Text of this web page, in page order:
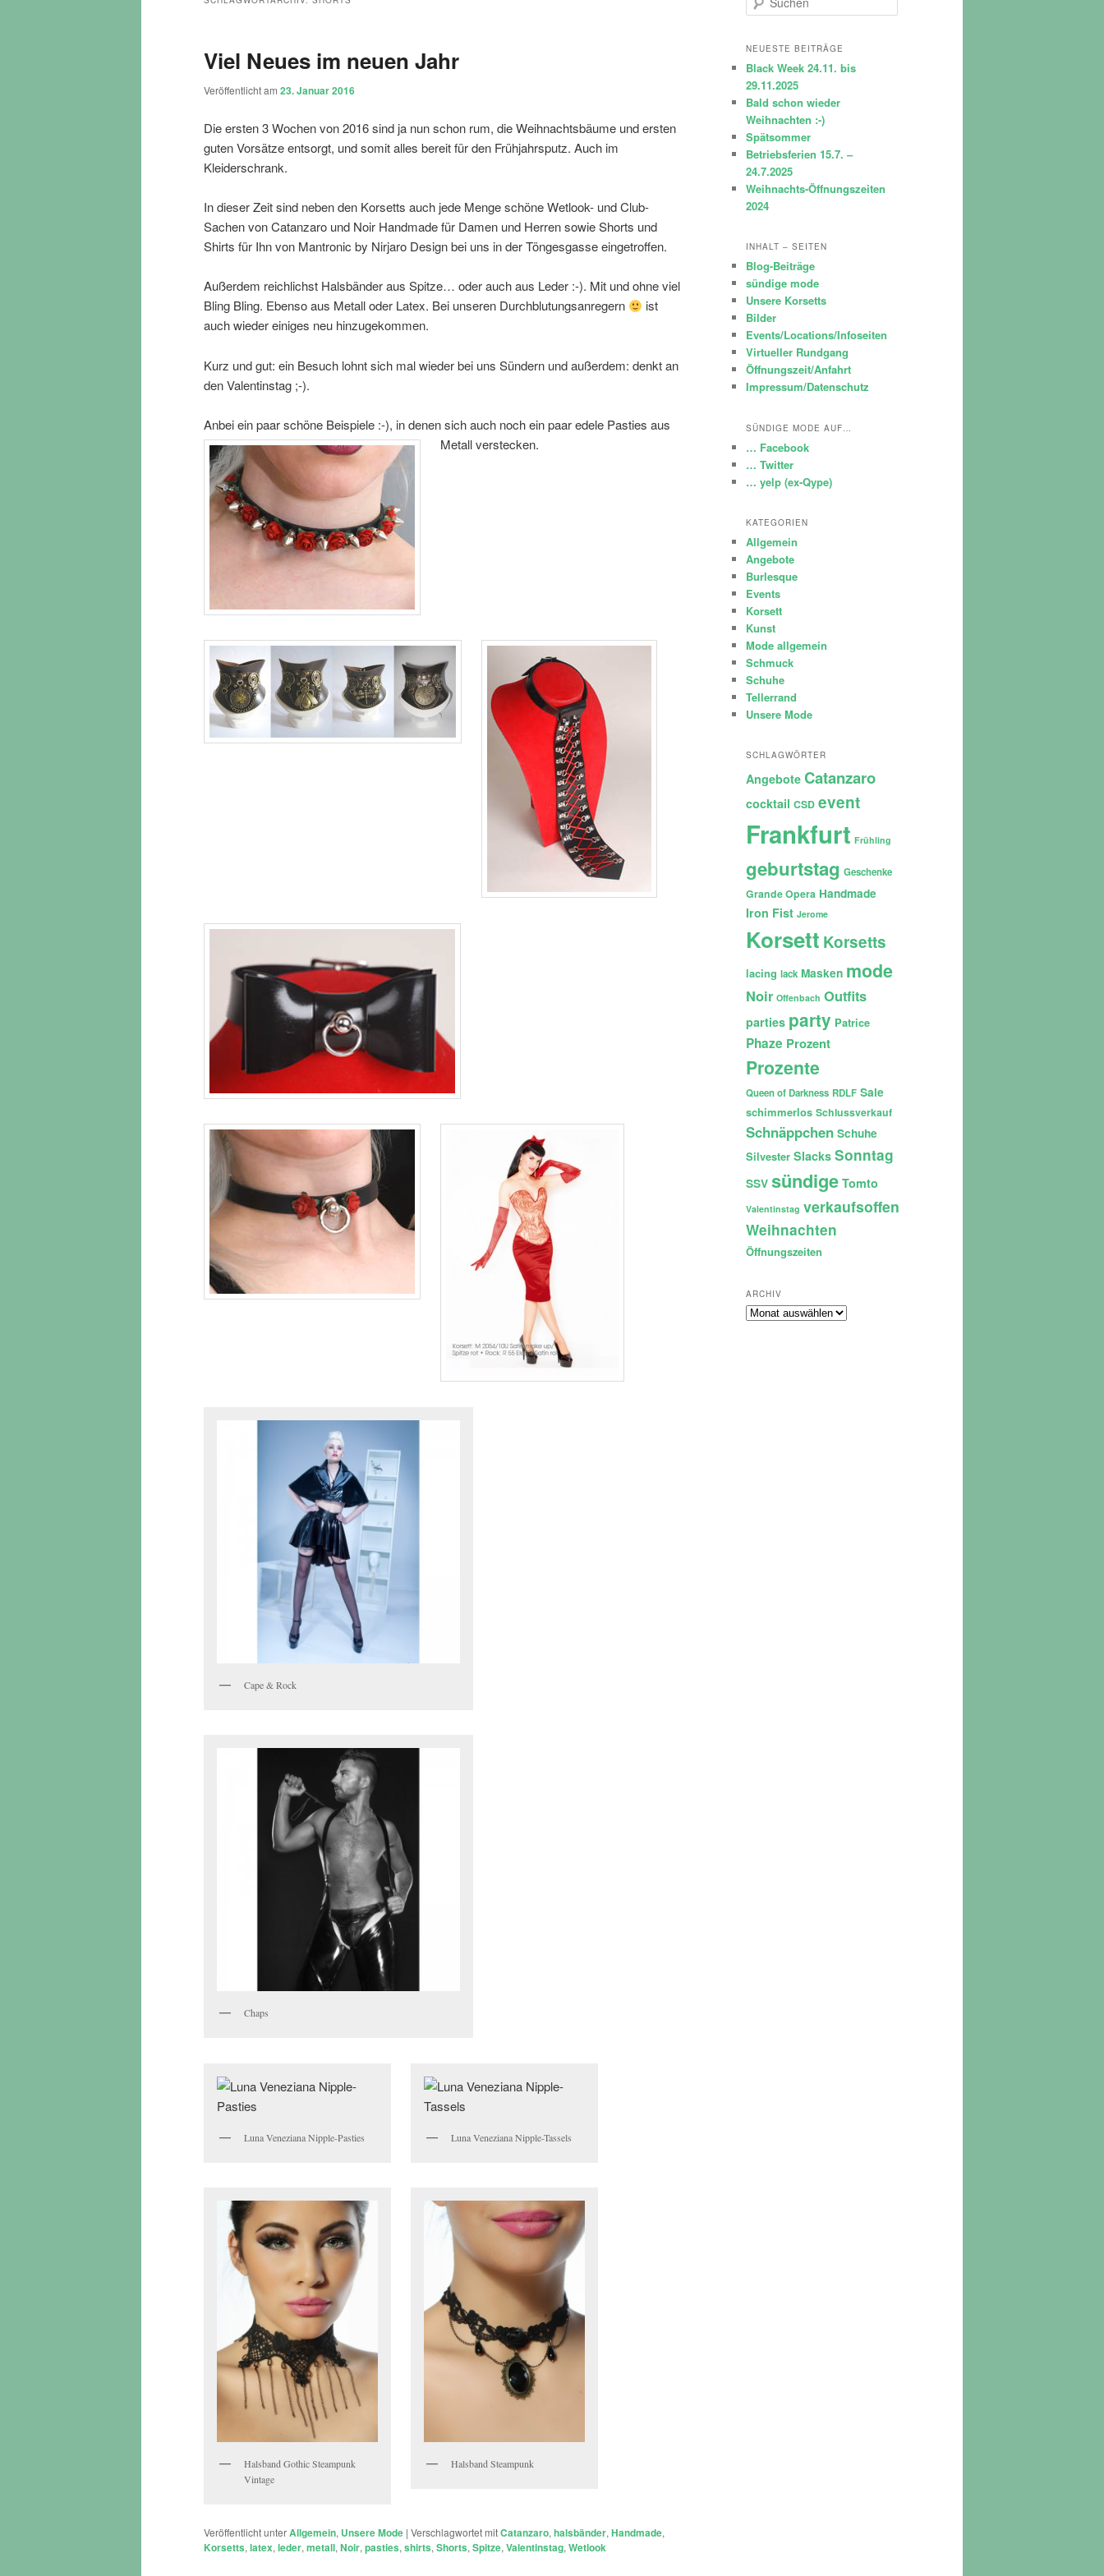
Viel Neues im neuen Jahr
Veröffentlicht am 23. Januar 2016
Die ersten 3 Wochen von 2016 sind ja nun schon rum, die Weihnachtsbäume und ersten
guten Vorsätze entsorgt, und somit alles bereit für den Frühjahrsputz. Auch im
Kleiderschrank.
In dieser Zeit sind neben den Korsetts auch jede Menge schöne Wetlook- und Club-
Sachen von Catanzaro und Noir Handmade für Damen und Herren sowie Shorts und
Shirts für Ihn von Mantronic by Nirjaro Design bei uns in der Töngesgasse eingetroffen.
Außerdem reichlichst Halsbänder aus Spitze… oder auch aus Leder :-). Mit und ohne viel
Bling Bling. Ebenso aus Metall oder Latex. Bei unseren Durchblutungsanregern
ist
auch wieder einiges neu hinzugekommen.
Kurz und gut: ein Besuch lohnt sich mal wieder bei uns Sündern und außerdem: denkt an
den Valentinstag ;-).
Anbei ein paar schöne Beispiele :-), in denen sich auch noch ein paar edele Pasties aus
Metall verstecken.
Cape & Rock
Chaps
Luna Veneziana Nipple-Pasties Luna Veneziana Nipple-Tassels
Halsband Gothic Steampunk
Vintage
Halsband Steampunk
Veröffentlicht unterAllgemein, Unsere Mode | Verschlagwortet mitCatanzaro, halsbänder, Handmade,
Korsetts, latex, leder, metall, Noir, pasties, shirts, Shorts, Spitze, Valentinstag, Wetlook
u
h
n
NEUESTE BEITRÄGE
Black Week 24.11. bis
29.11.2025
Bald schon wieder
Weihnachten :-)
Spätsommer
Betriebsferien 15.7. –
24.7.2025
Weihnachts-Öffnungszeiten
2024
INHALT – SEITEN
Blog-Beiträge
sündige mode
Unsere Korsetts
Bilder
Events/Locations/Infoseiten
Virtueller Rundgang
Öffnungszeit/Anfahrt
Impressum/Datenschutz
SÜNDIGE MODE AUF…
… Facebook
… Twitter
… yelp (ex-Qype)
KATEGORIEN
Allgemein
Angebote
Burlesque
Events
Korsett
Kunst
Mode allgemein
Schmuck
Schuhe
Tellerrand
Unsere Mode
SCHLAGWÖRTER
Angebote Catanzaro
cocktail CSD event
Frankfurt Frühling
geburtstag Geschenke
Grande Opera Handmade
Iron Fist Jerome
Korsett Korsetts
lacing lack Masken mode
Noir Offenbach Outfits
parties party Patrice
Phaze Prozent
Prozente
Queen of Darkness RDLF Sale
schimmerlos Schlussverkauf
Schnäppchen Schuhe
Silvester Slacks Sonntag
SSV sündige Tomto
Valentinstag verkaufsoffen
Weihnachten
Öffnungszeiten
ARCHIV
Archiv